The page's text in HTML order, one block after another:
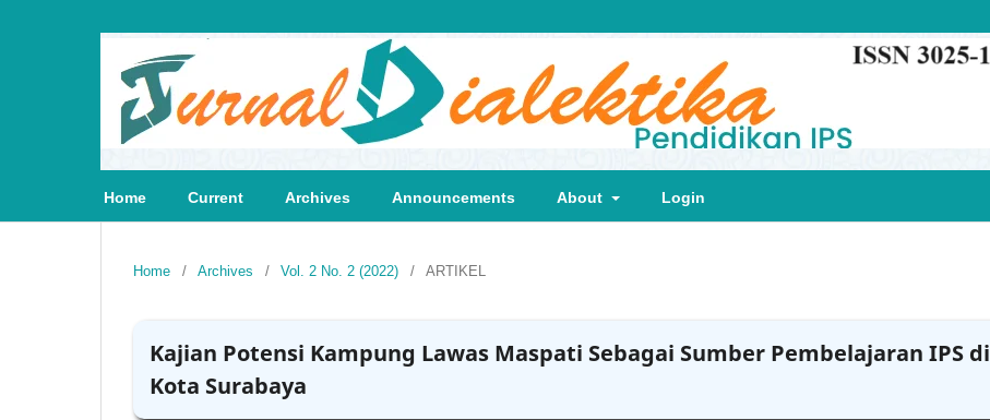
Home Current Archives Announcements About Login
Home / Archives / Vol. 2 No. 2 (2022) / ARTIKEL
Kajian Potensi Kampung Lawas Maspati Sebagai Sumber Pembelajaran IPS di
Kota Surabaya